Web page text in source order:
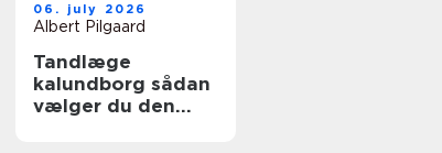
06. july 2026
Albert Pilgaard
Tandlæge
kalundborg sådan
vælger du den